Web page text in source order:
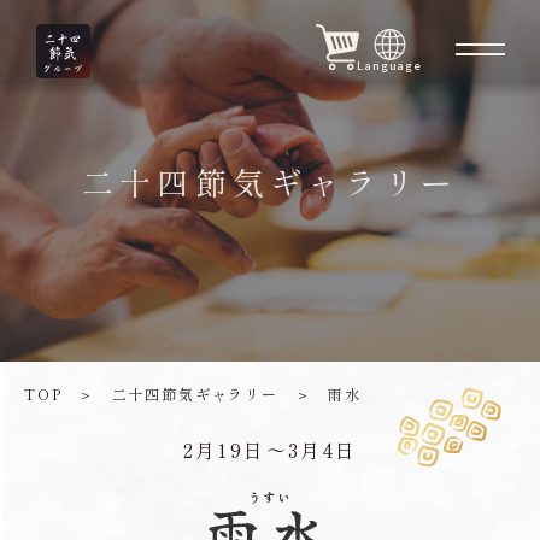
Language
二十四節気ギャラリー
TOP ＞ 二十四節気ギャラリー ＞雨水
2月19日〜3月4日
うすい